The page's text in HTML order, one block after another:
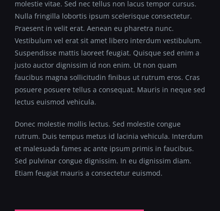
molestie vitae. Sed nec tellus non lacus tempor cursus.
Nulla fringilla lobortis ipsum scelerisque consectetur.
Praesent in velit erat. Aenean eu pharetra nunc.
Vestibulum vel erat sit amet libero interdum vestibulum.
Suspendisse mattis laoreet feugiat. Quisque sed enim a
justo auctor dignissim id non enim. Ut non quam
faucibus magna sollicitudin finibus ut rutrum eros. Cras
posuere posuere tellus a consequat. Mauris in neque sed
lectus euismod vehicula.
Donec molestie mollis lectus. Sed molestie congue
rutrum. Duis tempus metus id lacinia vehicula. Interdum
et malesuada fames ac ante ipsum primis in faucibus.
Sed pulvinar congue dignissim. In eu dignissim diam.
Etiam feugiat mauris a consectetur euismod.